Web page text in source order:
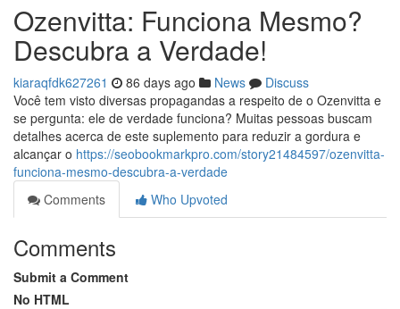
Ozenvitta: Funciona Mesmo?
Descubra a Verdade!
kiaraqfdk627261 86 days ago News
Discuss
Você tem visto diversas propagandas a respeito de o Ozenvitta e
se pergunta: ele de verdade funciona? Muitas pessoas buscam
detalhes acerca de este suplemento para reduzir a gordura e
alcançar o https://seobookmarkpro.com/story21484597/ozenvitta-
funciona-mesmo-descubra-a-verdade
Comments
Who Upvoted
Comments
Submit a Comment
No HTML